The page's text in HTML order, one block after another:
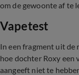
om de gewoonte af te
Vapetest
In een fragment uit de
hoe dochter Roxy een
aangeeft niet te